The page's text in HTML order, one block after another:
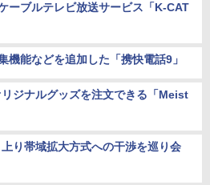
ーブルテレビ放送サービス「K-CAT
機能などを追加した「携快電話9」
ジナルグッズを注文できる「Meist
り帯域拡大方式への干渉を巡り会